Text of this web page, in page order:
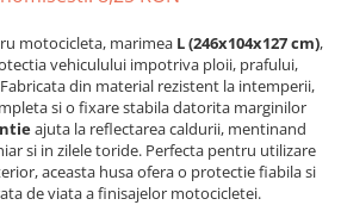
motocicleta, marimea L (246x104x127 cm),
vehiculului impotriva ploii, prafului,
din material rezistent la intemperii,
si o fixare stabila datorita marginilor
ajuta la reflectarea caldurii, mentinand
si in zilele toride. Perfecta pentru utilizare
aceasta husa ofera o protectie fiabila si
de viata a finisajelor motocicletei.